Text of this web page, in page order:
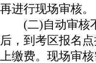
再进行现场审核。
(二)自动审核不
后，到考区报名
上缴费。现场审